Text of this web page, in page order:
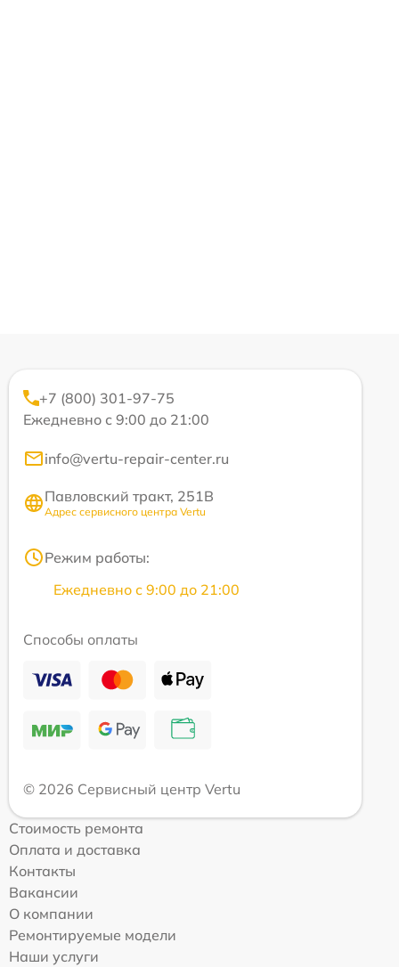
+7 (800) 301-97-75
Ежедневно с 9:00 до 21:00
info@vertu-repair-center.ru
Павловский тракт, 251В
Адрес сервисного центра Vertu
Режим работы:
Ежедневно с 9:00 до 21:00
Способы оплаты
© 2026 Сервисный центр Vertu
Стоимость ремонта
Оплата и доставка
Контакты
Вакансии
О компании
Ремонтируемые модели
Наши услуги